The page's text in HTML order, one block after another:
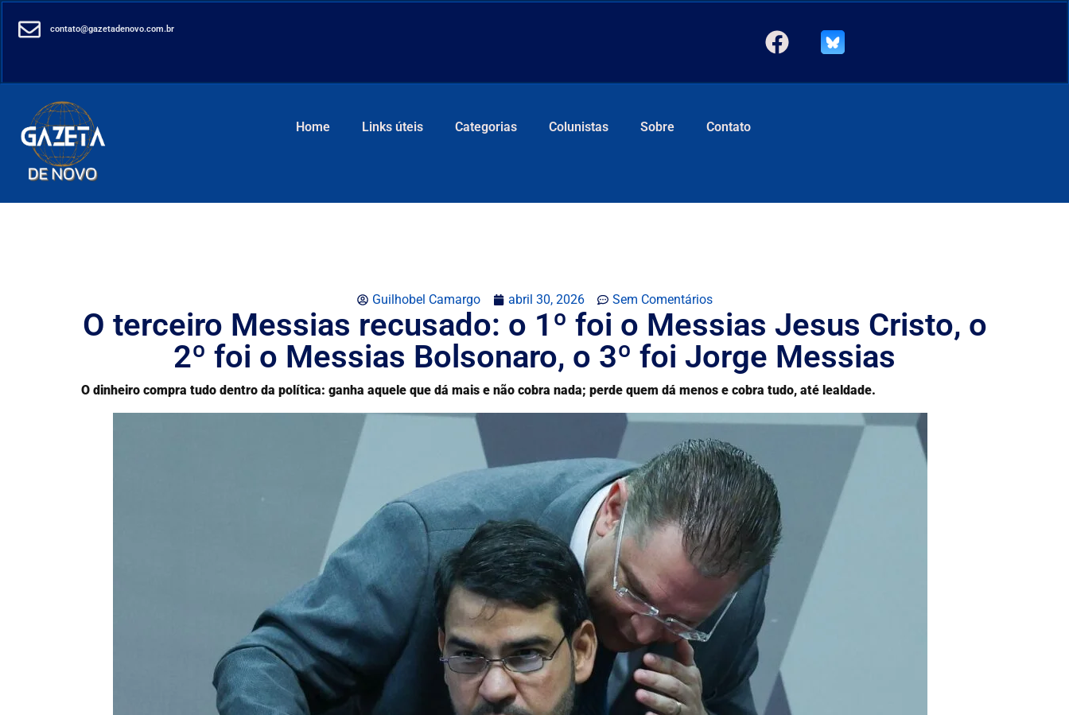
contato@gazetadenovo.com.br
Home Links úteis Categorias Colunistas Sobre Contato
Guilhobel Camargo abril 30, 2026 Sem Comentários
O terceiro Messias recusado: o 1º foi o Messias Jesus Cristo, o
2º foi o Messias Bolsonaro, o 3º foi Jorge Messias
O dinheiro compra tudo dentro da política: ganha aquele que dá mais e não cobra nada; perde quem dá menos e cobra tudo, até lealdade.